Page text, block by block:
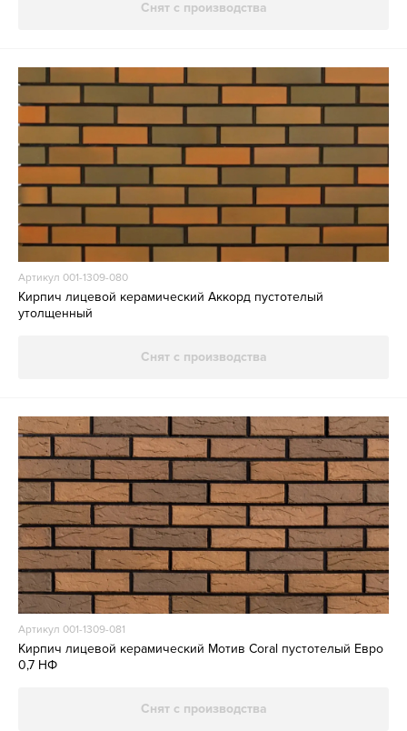
Снят с производства
Артикул 001-1309-080
Кирпич лицевой керамический Аккорд пустотелый
утолщенный
Снят с производства
Артикул 001-1309-081
Кирпич лицевой керамический Мотив Coral пустотелый Евро
0,7 НФ
Снят с производства